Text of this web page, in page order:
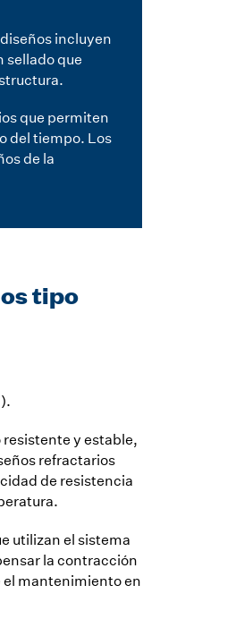
incluyen
sellado que
que permiten
del tiempo. Los
de la
tipo
y estable,
refractarios
de resistencia
utilizan el sistema
la contracción
el mantenimiento en